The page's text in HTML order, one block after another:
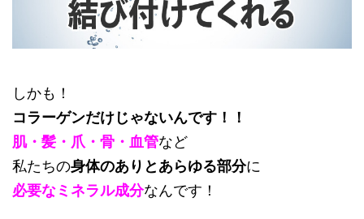
しかも！
コラーゲンだけじゃないんです！！
肌・髪・爪・骨・血管など
私たちの身体のありとあらゆる部分に
必要なミネラル成分なんです！